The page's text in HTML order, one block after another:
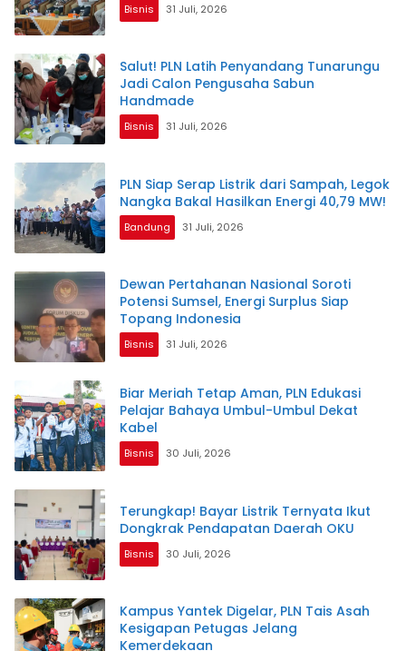
Bisnis 31 Juli, 2026
Salut! PLN Latih Penyandang Tunarungu
Jadi Calon Pengusaha Sabun
Handmade
Bisnis 31 Juli, 2026
PLN Siap Serap Listrik dari Sampah, Legok
Nangka Bakal Hasilkan Energi 40,79 MW!
Bandung 31 Juli, 2026
Dewan Pertahanan Nasional Soroti
Potensi Sumsel, Energi Surplus Siap
Topang Indonesia
Bisnis 31 Juli, 2026
Biar Meriah Tetap Aman, PLN Edukasi
Pelajar Bahaya Umbul-Umbul Dekat
Kabel
Bisnis 30 Juli, 2026
Terungkap! Bayar Listrik Ternyata Ikut
Dongkrak Pendapatan Daerah OKU
Bisnis 30 Juli, 2026
Kampus Yantek Digelar, PLN Tais Asah
Kesigapan Petugas Jelang
Kemerdekaan